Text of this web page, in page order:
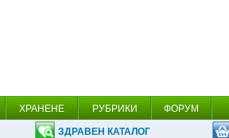
ХРАНЕНЕ РУБРИКИ ФОРУМ
ЗДРАВЕН КАТАЛОГ